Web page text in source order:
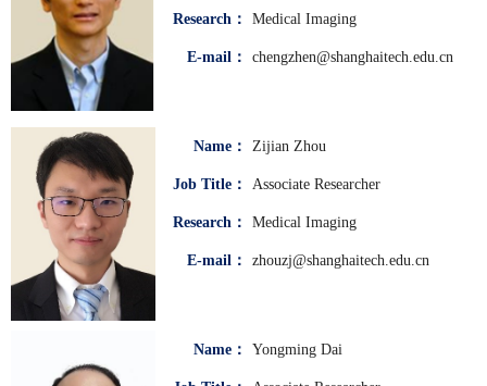
Research： Medical Imaging
E-mail： chengzhen@shanghaitech.edu.cn
Name： Zijian Zhou
Job Title： Associate Researcher
Research： Medical Imaging
E-mail： zhouzj@shanghaitech.edu.cn
Name： Yongming Dai